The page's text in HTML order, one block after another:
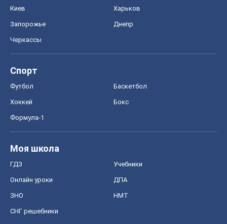
Киев Харьков
Запорожье Днепр
Черкассы
Спорт
Футбол Баскетбол
Хоккей Бокс
Формула-1
Моя школа
ГДЗ Учебники
Онлайн уроки ДПА
ЗНО НМТ
СНГ решебники